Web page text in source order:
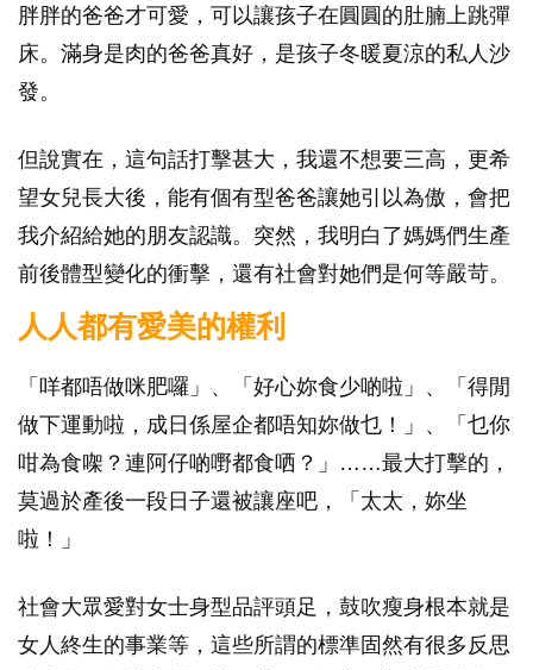
胖胖的爸爸才可愛，可以讓孩子在圓圓的肚腩上跳彈
床。滿身是肉的爸爸真好，是孩子冬暖夏涼的私人沙
發。
但說實在，這句話打擊甚大，我還不想要三高，更希
望女兒長大後，能有個有型爸爸讓她引以為傲，會把
我介紹給她的朋友認識。突然，我明白了媽媽們生產
前後體型變化的衝擊，還有社會對她們是何等嚴苛。
人人都有愛美的權利
「咩都唔做咪肥囉」、「好心妳食少啲啦」、「得閒
做下運動啦，成日係屋企都唔知妳做乜！」、「乜你
咁為食㗎？連阿仔啲嘢都食哂？」……最大打擊的，
莫過於產後一段日子還被讓座吧，「太太，妳坐
啦！」
社會大眾愛對女士身型品評頭足，鼓吹瘦身根本就是
女人終生的事業等，這些所謂的標準固然有很多反思